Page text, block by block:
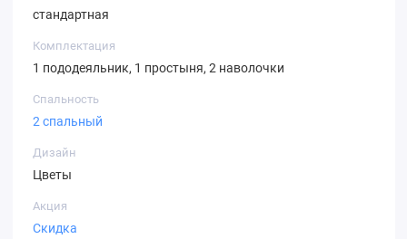
стандартная
Комплектация
1 пододеяльник, 1 простыня, 2 наволочки
Спальность
2 спальный
Дизайн
Цветы
Акция
Скидка